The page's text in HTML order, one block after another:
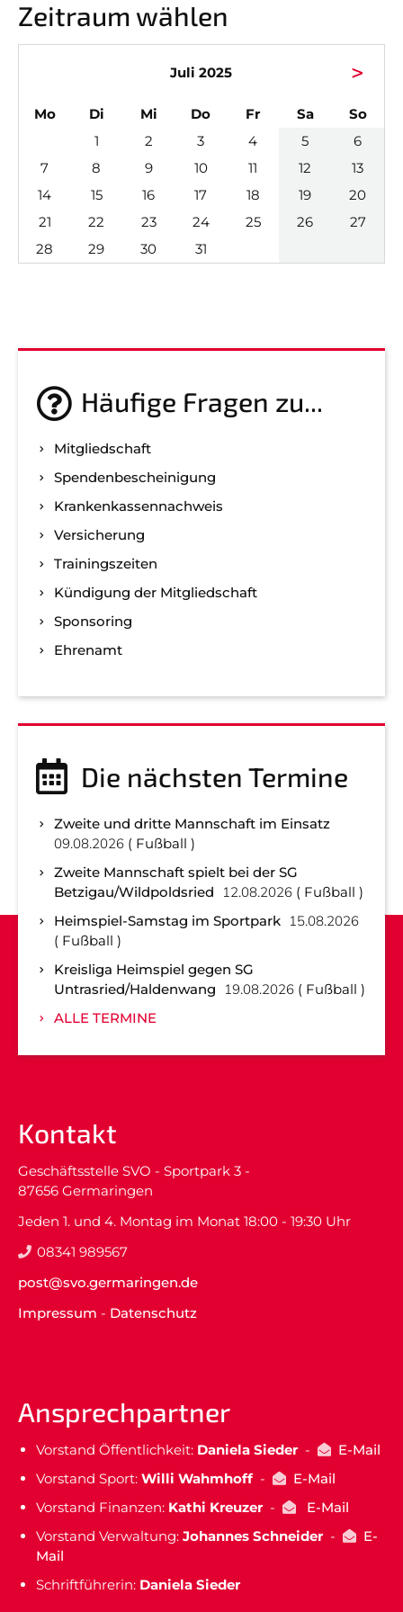
Zeitraum wählen
Juli 2025 >
Montag Dienstag
Mittwoch
Donnerstag
Freitag SamstagSo
1
2 3 4 5
6
7
8 9 10 11 12
13
14
15 16 17 18 19
20
21
22 23 24 25 26
27
28
29 30 31
Häufige Fragen zu...
Mitgliedschaft
Spenden­bescheinigung
Kranken­kassen­nachweis
Versicherung
Trainingszeiten
Kündigung der Mitgliedschaft
Sponsoring
Ehrenamt
Die nächsten Termine
Zweite und dritte Mannschaft im Einsatz
09.08.2026
Fußball
Zweite Mannschaft spielt bei der SG
Betzigau/Wildpoldsried
12.08.2026
Fußball
Heimspiel-Samstag im Sportpark 15.08.2026
Fußball
Kreisliga Heimspiel gegen SG
Untrasried/Haldenwang
19.08.2026
Fußball
ALLE TERMINE
Kontakt
Geschäftsstelle SVO - Sportpark 3 -
87656 Germaringen
Jeden 1. und 4. Montag im Monat 18:00 - 19:30 Uhr
08341 989567
post@svo.germaringen.de
Impressum - Datenschutz
Ansprechpartner
Vorstand Öffentlichkeit: Daniela Sieder-
E-Mail
Vorstand Sport: Willi Wahmhoff-
E-Mail
Vorstand Finanzen: Kathi Kreuzer-
E-Mail
Vorstand Verwaltung: Johannes Schneider -
E-
Mail
Schriftführerin: Daniela Sieder
Nicht das Richtige gefunden?
gerne weiter.
post@svo.germaringen.de
Navigation